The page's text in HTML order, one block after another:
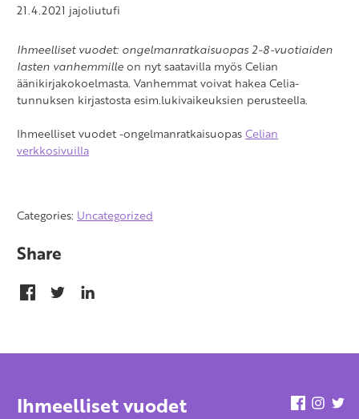
21.4.2021 jajoliutufi
Ihmeelliset vuodet: ongelmanratkaisuopas 2-8-vuotiaiden
lasten vanhemmilleon nyt saatavilla myös Celian
äänikirjakokoelmasta. Vanhemmat voivat hakea Celia-
tunnuksen kirjastosta esim.lukivaikeuksien perusteella.
Ihmeelliset vuodet -ongelmanratkaisuopasCelian
verkkosivuilla
Categories: Uncategorized
Share
Ihmeelliset vuodet Facebook